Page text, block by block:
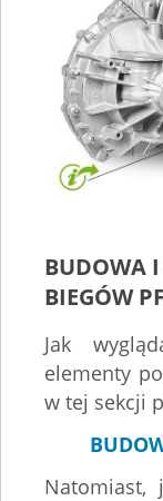
BUDOWA
BIEGÓW
Jak
elementy
w tej sekcji
Natomiast,